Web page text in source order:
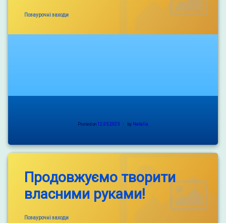
Categories:
Позаурочні заходи
Posted on 12.05.2025 by Natalia
Продовжуємо творити
власними руками!
Categories:
Позаурочні заходи